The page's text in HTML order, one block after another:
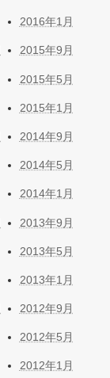
2016年1月
2015年9月
2015年5月
2015年1月
2014年9月
2014年5月
2014年1月
2013年9月
2013年5月
2013年1月
2012年9月
2012年5月
2012年1月